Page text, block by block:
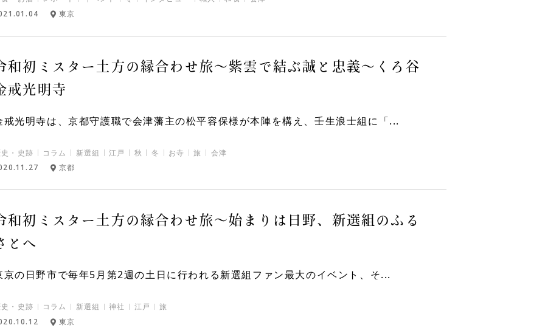
東京
和初ミスター土方の縁合わせ旅～紫雲で結ぶ誠と忠義～くろ谷
戒光明寺
戒光明寺は、京都守護職で会津藩主の松平容保様が本陣を構え、壬生浪士組に「...
・史跡 コラム 新選組 江戸 秋 冬 お寺 旅 会津
京都
和初ミスター土方の縁合わせ旅〜始まりは日野、新選組のふる
とへ
京の日野市で毎年5月第2週の土日に行われる新選組ファン最大のイベント、そ...
・史跡 コラム 新選組 神社 江戸 旅
東京